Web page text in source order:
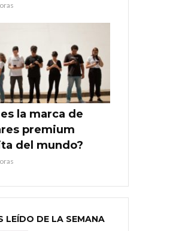
es la marca de
premium
del mundo?
LEÍDO DE LA SEMANA